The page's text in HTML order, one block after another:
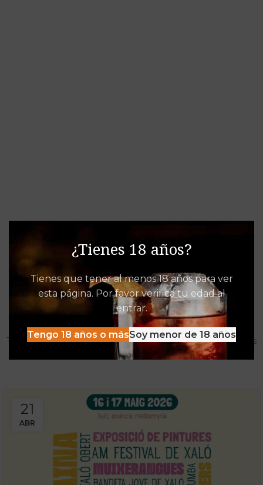
¿Tienes 18 años?
Tienes que tener al menos 18 años para ver
esta página. Por favor verifica tu edad al
entrar.
Tengo 18 años o másSoy menor de 18 años
Destacados de Vinalia
Mucho más que una Vinoteca
Tenemos las experiencias, descuentos y detacados pensados
para disfrutar al máximo de la oferta Vinalia
21
ABR